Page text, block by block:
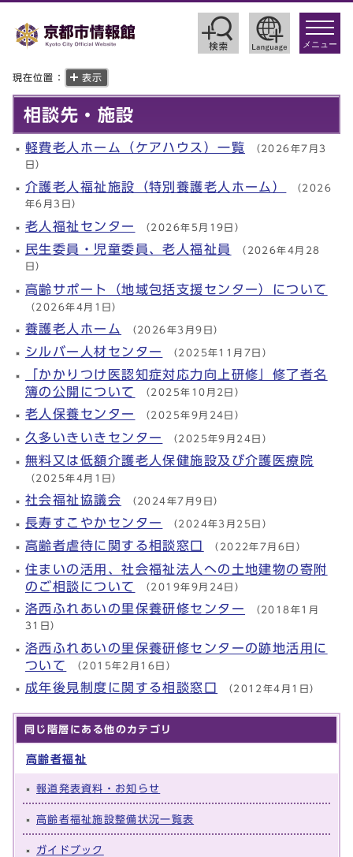
toggle
メニュー
現在位置： 表示
相談先・施設
軽費老人ホーム（ケアハウス）一覧 （2026年7月3
日）
介護老人福祉施設（特別養護老人ホーム） （2026
年6月3日）
老人福祉センター （2026年5月19日）
民生委員・児童委員、老人福祉員 （2026年4月28
日）
高齢サポート（地域包括支援センター）について
（2026年4月1日）
養護老人ホーム （2026年3月9日）
シルバー人材センター （2025年11月7日）
「かかりつけ医認知症対応力向上研修」修了者名
簿の公開について （2025年10月2日）
老人保養センター （2025年9月24日）
久多いきいきセンター （2025年9月24日）
無料又は低額介護老人保健施設及び介護医療院
（2025年4月1日）
社会福祉協議会 （2024年7月9日）
長寿すこやかセンター （2024年3月25日）
高齢者虐待に関する相談窓口 （2022年7月6日）
住まいの活用、社会福祉法人への土地建物の寄附
のご相談について （2019年9月24日）
洛西ふれあいの里保養研修センター （2018年1月
31日）
洛西ふれあいの里保養研修センターの跡地活用に
ついて （2015年2月16日）
成年後見制度に関する相談窓口 （2012年4月1日）
同じ階層にある他のカテゴリ
高齢者福祉
報道発表資料・お知らせ
高齢者福祉施設整備状況一覧表
ガイドブック